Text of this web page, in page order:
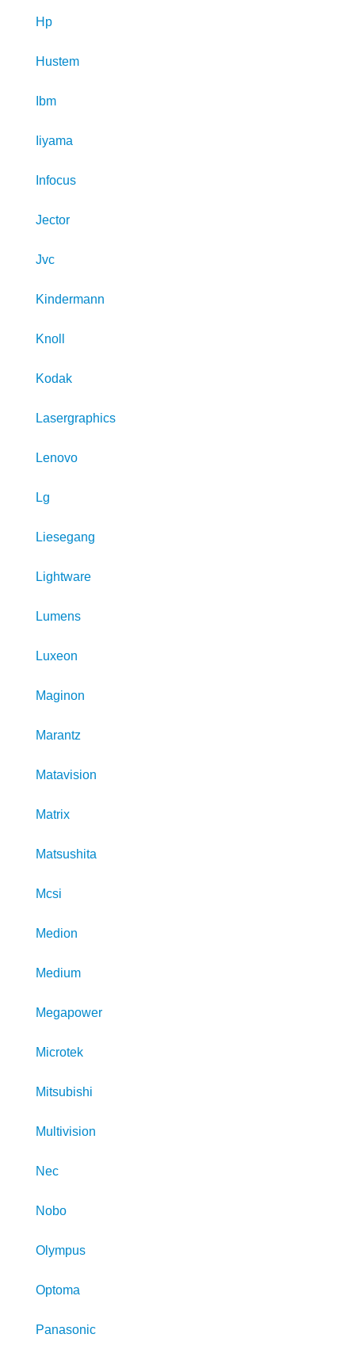
Hp
Hustem
Ibm
Iiyama
Infocus
Jector
Jvc
Kindermann
Knoll
Kodak
Lasergraphics
Lenovo
Lg
Liesegang
Lightware
Lumens
Luxeon
Maginon
Marantz
Matavision
Matrix
Matsushita
Mcsi
Medion
Medium
Megapower
Microtek
Mitsubishi
Multivision
Nec
Nobo
Olympus
Optoma
Panasonic